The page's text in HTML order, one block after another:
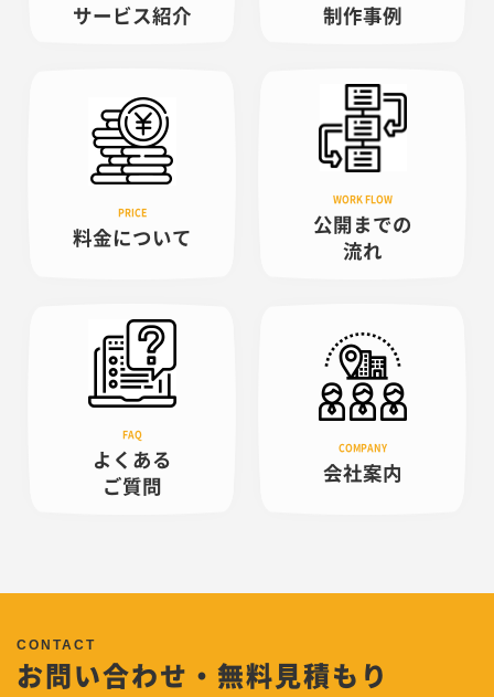
サービス紹介 制作事例
料金について
公開までの
流れ
よくある
ご質問
会社案内
お問い合わせ・無料見積もり